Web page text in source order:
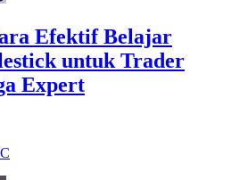
Efektif Belajar
untuk Trader
Expert